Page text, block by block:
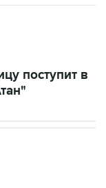
поступит в